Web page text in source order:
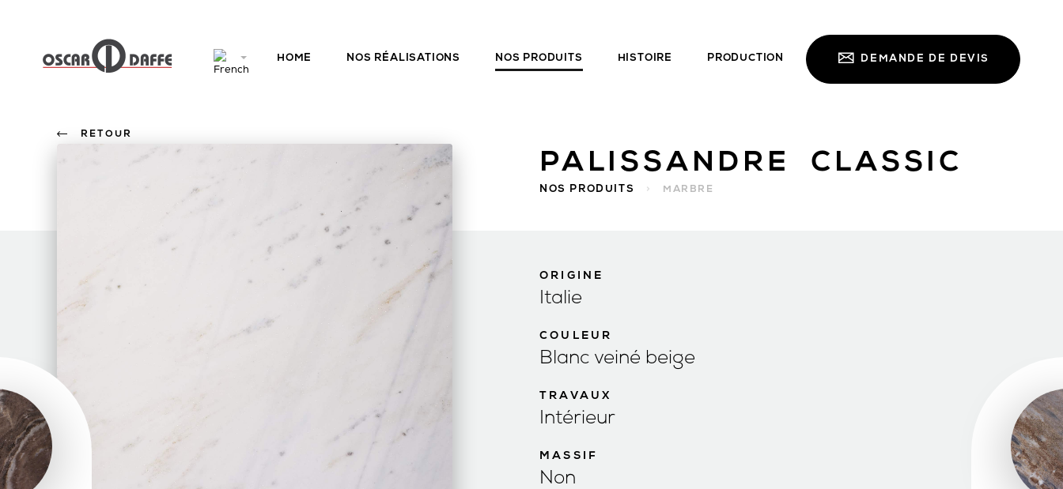
HOME NOS RÉALISATIONS NOS PRODUITS HISTOIRE PRODUCTION DEMANDE DE DEVIS
PALISSANDRE CLASSIC
NOS PRODUITS > MARBRE
RETOUR
ORIGINE
Italie
COULEUR
Blanc veiné beige
TRAVAUX
Intérieur
MASSIF
Non